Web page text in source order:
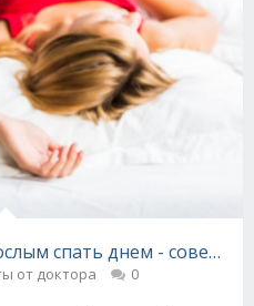
спать днем - советы
от доктора 0